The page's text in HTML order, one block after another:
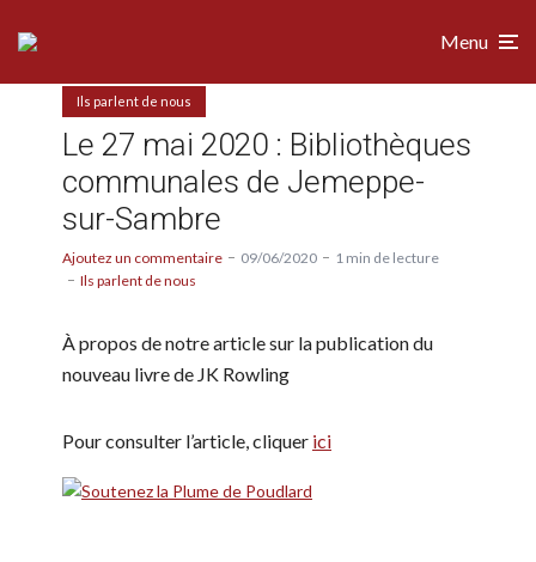
Menu
Ils parlent de nous
Le 27 mai 2020 : Bibliothèques
communales de Jemeppe-
sur-Sambre
Ajoutez un commentaire 09/06/2020
1 min de lecture
Ils parlent de nous
À propos de notre article sur la publication du
nouveau livre de JK Rowling
Pour consulter l’article, cliquer ici